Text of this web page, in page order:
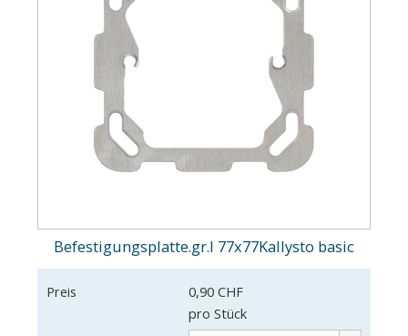
Befestigungsplatte.gr.I 77x77Kallysto basic
Preis
0,90 CHF
pro Stück